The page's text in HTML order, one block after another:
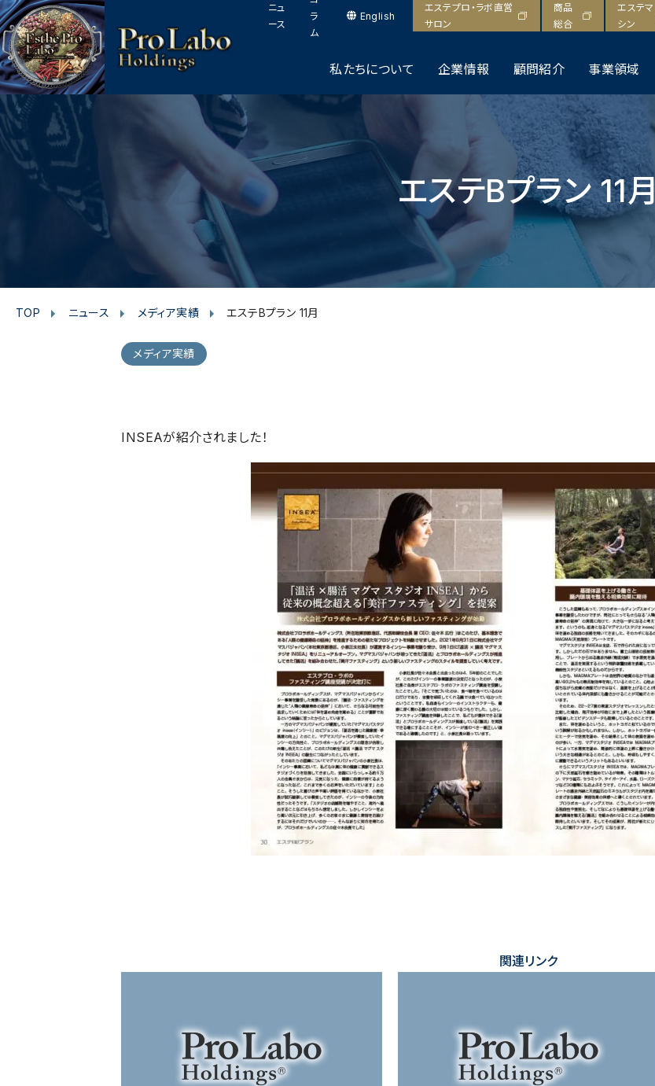
このページの本文へ
私たちについて 企業情報 顧問紹介 事業領域
ニュ
ース
ラ
ム
English
エステプロ・ラボ直営
サロン
商品
総合
エステマ
シン
エステBプラン 11月
TOP ニュース メディア実績 エステBプラン 11月
メディア実績
INSEAが紹介されました！
関連リンク
p
a
g
e
t
o
p
n
s
t
a
c
e
b
o
k
i
t
e
r
u
e